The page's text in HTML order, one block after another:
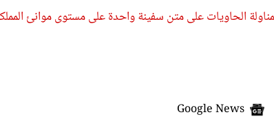
الحاويات على متن سفينة واحدة على مستوى موانئ